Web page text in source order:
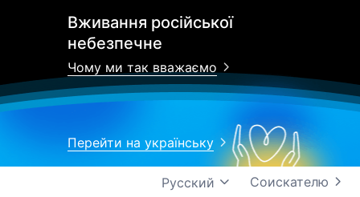
Вживання російської
небезпечне
Чому ми так вважаємо
Перейти на українську
Соискателю
Русский